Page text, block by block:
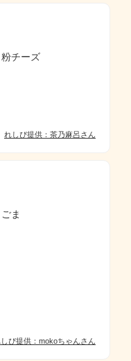
チーズ
れしぴ提供：茶乃麻呂さん
ま
ぴ提供：mokoちゃんさん